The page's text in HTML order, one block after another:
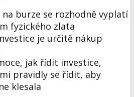
na burze se rozhodně vyplatí
fyzického zlata
je určitě nákup
jak řídit investice,
pravidly se řídit, aby
klesala